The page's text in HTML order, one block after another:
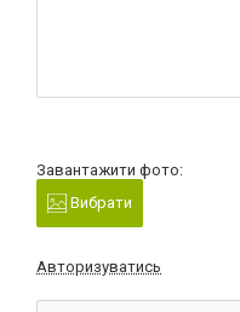
Завантажити фото:
Вибрати
Авторизуватись